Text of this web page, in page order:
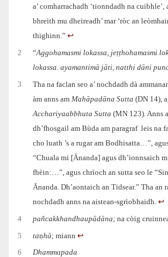
a’ comharrachadh ‘tionndadh na cuibhle’,
bhreith mu dheireadh’ mar ‘ròc an
thighinn.”↩︎
2 “Aggohamasmi lokassa, jeṭṭhohamasmi
lokassa. ayamantimā jāti, natthi dāni
3
Tha na faclan seo a’ nochdadh dà
àm anns amMahāpadāna Sutta (DN 14),
Acchariyaabbhuta Sutta (MN 123). Anns
dh’fhosgail am Bùda am paragraf leis na
cho luath ’s a rugar am Bodhisatta…”,
“Chuala mi [Ānanda] agus dh’ionnsaich
fhèin:…”, agus chrìoch an sutta seo le
Ānanda. Dh’aontaich an Tidsear.” Tha an
nochdadh anns na aistean-sgrìobhaidh.↩︎
4 pañcakkhandhaupādāna; na còig
5 taṇhā; miann↩︎
6
Dhammapada